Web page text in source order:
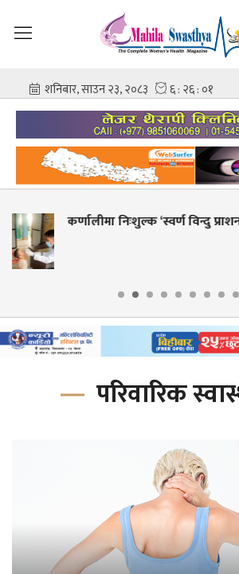
शहीद गंगालाल राष्ट्रिय
परिवारिक